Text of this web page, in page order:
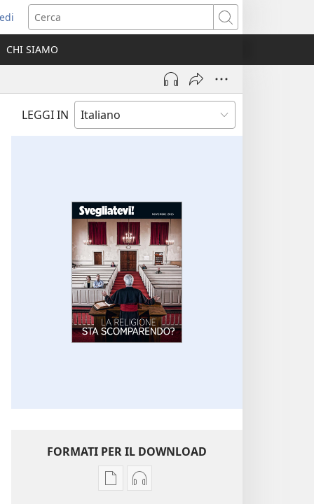
Cerca
CHI SIAMO
LEGGI IN
FORMATI PER IL DOWNLOAD
OpzioniOpzioni